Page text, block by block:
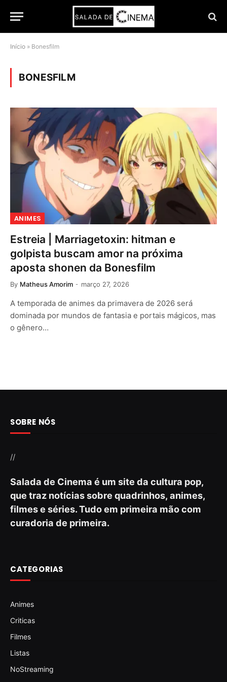
Início » Bonesfilm
BONESFILM
ANIMES
Estreia | Marriagetoxin: hitman e
golpista buscam amor na próxima
aposta shonen da Bonesfilm
By Matheus Amorim março 27, 2026
A temporada de animes da primavera de 2026 será
dominada por mundos de fantasia e portais mágicos, mas
o gênero…
SOBRE NÓS
//
Salada de Cinema é um site da cultura pop,
que traz notícias sobre quadrinhos, animes,
filmes e séries. Tudo em primeira mão com
curadoria de primeira.
CATEGORIAS
Animes
Criticas
Filmes
Listas
NoStreaming